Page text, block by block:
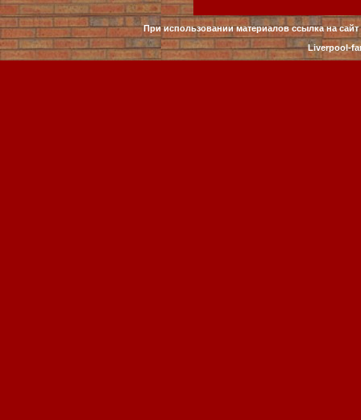
При использовании материалов ссылка на сайт
Liverpool-